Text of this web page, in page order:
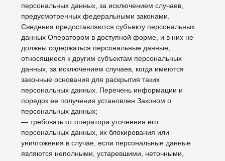
5.7. Хранение персональных данных осуществляется
в форме, позволяющей определить субъекта
персональных данных, не дольше, чем этого требуют
цели обработки персональных данных, если срок
хранения персональных данных не установлен
которого, выгодоприобретателем или поручителем по
которому является субъект персональных данных.
уничтожаются либо обезличиваются по достижении
целей обработки или в случае утраты необходимости
в достижении этих целей, если иное не
6. Цели обработки персональных данных
Цель обработки
информирование Пользователя посредством
отправки электронных писем
Персональные данные
электронный адрес
уставные (учредительные) документы Оператора